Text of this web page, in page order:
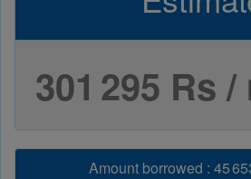
301 295 Rs
Amount borrowed : 45